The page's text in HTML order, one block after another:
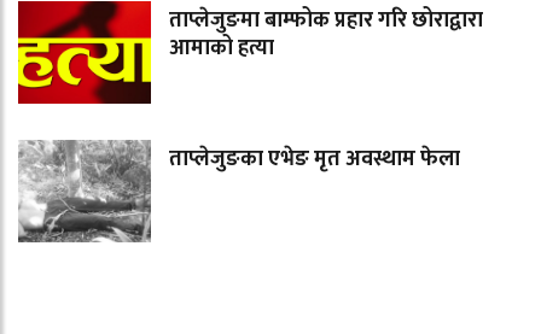
ताप्लेजुङमा बाम्फोक प्रहार गरि छोराद्वारा
आमाको हत्या
ताप्लेजुङका एभेङ मृत अवस्थाम फेला